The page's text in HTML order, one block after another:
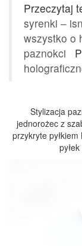
Przeczytaj
syrenki –
wszystko o
paznokci
Stylizacja
jednorożec z
przykryte